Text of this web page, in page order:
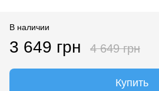
В наличии
3 649 грн 4 649 грн
Купить